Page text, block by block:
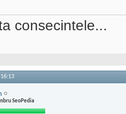
consecintele...
16:13
SeoPedia